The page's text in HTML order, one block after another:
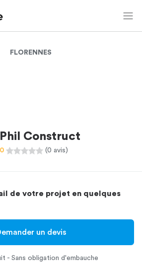
FLORENNES
Construct
(0 avis)
de votre projet en quelques
un devis
- Sans obligation d'embauche